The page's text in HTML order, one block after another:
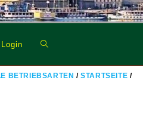
Login Website-
Suche
BETRIEBSARTEN /STARTSEITE /